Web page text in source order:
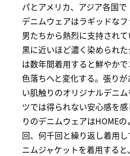
パとアメリカ、アジア各国
デニムウェアはラギッドな
男たちから熱烈に支持されて
黒に近いほど濃く染められ
は数年間着用すると鮮やか
色落ちへと変化する。張り
い肌触りのオリジナルデニ
ツでは得られない安心感を
りのデニムウェアはHOME
回、何千回と繰り返し着用
ニムジャケットを着用する